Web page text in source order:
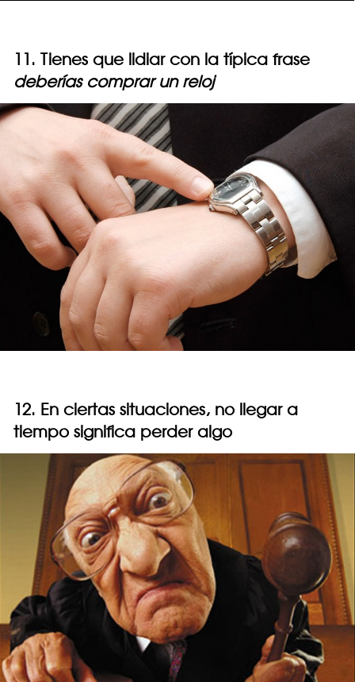
11. Tienes que lidiar con la típica frase
deberías comprar un reloj
12. En ciertas situaciones, no llegar a
tiempo significa perder algo